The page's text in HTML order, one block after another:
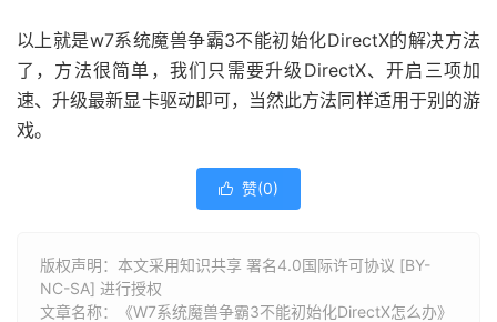
以上就是w7系统魔兽争霸3不能初始化DirectX的解决方法
了，方法很简单，我们只需要升级DirectX、开启三项加
速、升级最新显卡驱动即可，当然此方法同样适用于别的游
戏。
 赞(0)
版权声明：本文采用知识共享 署名4.0国际许可协议 [BY-
NC-SA] 进行授权
文章名称：《W7系统魔兽争霸3不能初始化DirectX怎么办》